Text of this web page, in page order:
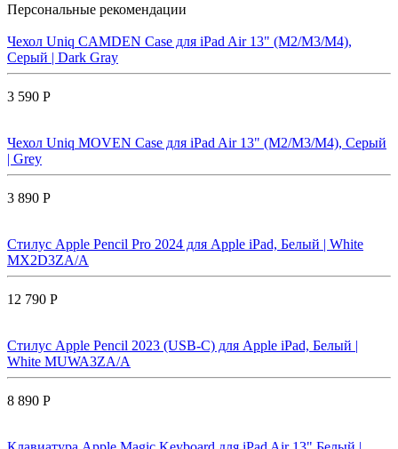
Персональные рекомендации
Чехол Uniq CAMDEN Case для iPad Air 13" (M2/M3/M4),
Серый | Dark Gray
3 590 Р
Чехол Uniq MOVEN Case для iPad Air 13" (M2/M3/M4), Серый
| Grey
3 890 Р
Стилус Apple Pencil Pro 2024 для Apple iPad, Белый | White
MX2D3ZA/A
12 790 Р
Стилус Apple Pencil 2023 (USB-C) для Apple iPad, Белый |
White MUWA3ZA/A
8 890 Р